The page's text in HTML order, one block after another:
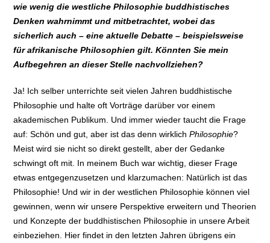
wie wenig die westliche Philosophie buddhistisches
Denken wahrnimmt und mitbetrachtet, wobei das
sicherlich auch – eine aktuelle Debatte – beispielsweise
für afrikanische Philosophien gilt. Könnten Sie mein
Aufbegehren an dieser Stelle nachvollziehen?
Ja! Ich selber unterrichte seit vielen Jahren buddhistische
Philosophie und halte oft Vorträge darüber vor einem
akademischen Publikum. Und immer wieder taucht die Frage
auf: Schön und gut, aber ist das denn wirklichPhilosophie?
Meist wird sie nicht so direkt gestellt, aber der Gedanke
schwingt oft mit. In meinem Buch war wichtig, dieser Frage
etwas entgegenzusetzen und klarzumachen: Natürlich ist das
Philosophie! Und wir in der westlichen Philosophie können viel
gewinnen, wenn wir unsere Perspektive erweitern und Theorien
und Konzepte der buddhistischen Philosophie in unsere Arbeit
einbeziehen. Hier findet in den letzten Jahren übrigens ein